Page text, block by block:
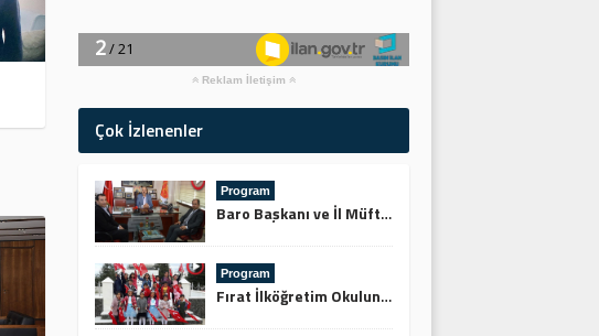
Reklam İletişim
Çok İzlenenler
Program
Baro Başkanı ve İl Müftüsünden Keskin’e Ziyaret
Program
Fırat İlköğretim Okulundan Şehitliğe Ziyaret